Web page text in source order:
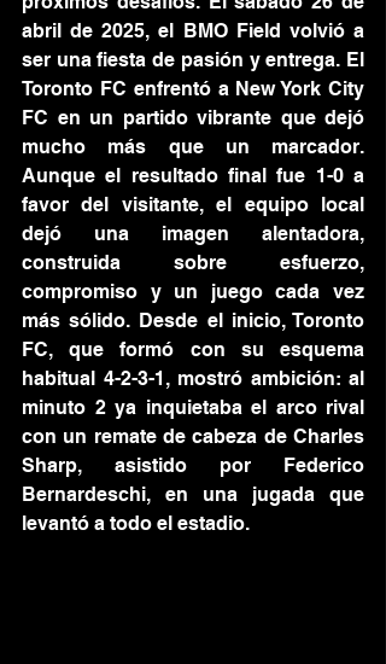
abril de 2025, el BMO Field volvió a
ser una fiesta de pasión y entrega. El
Toronto FC enfrentó a New York City
FC en un partido vibrante que dejó
mucho más que un marcador.
Aunque el resultado final fue 1-0 a
favor del visitante, el equipo local
dejó una imagen alentadora,
construida sobre esfuerzo,
compromiso y un juego cada vez
más sólido. Desde el inicio, Toronto
FC, que formó con su esquema
habitual 4-2-3-1, mostró ambición: al
minuto 2 ya inquietaba el arco rival
con un remate de cabeza de Charles
Sharp, asistido por Federico
Bernardeschi, en una jugada que
levantó a todo el estadio.